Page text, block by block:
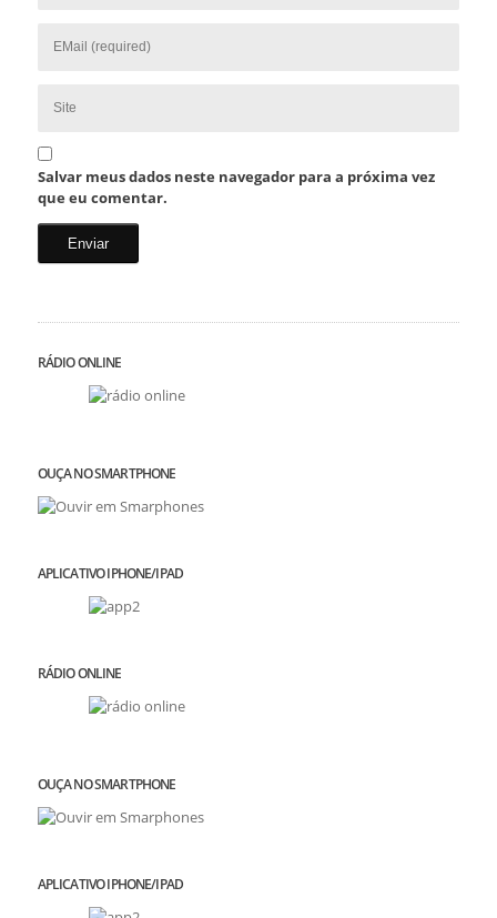
Salvar meus dados neste navegador para a próxima vez
que eu comentar.
RÁDIO ONLINE
OUÇA NO SMARTPHONE
APLICATIVO IPHONE/IPAD
RÁDIO ONLINE
OUÇA NO SMARTPHONE
APLICATIVO IPHONE/IPAD